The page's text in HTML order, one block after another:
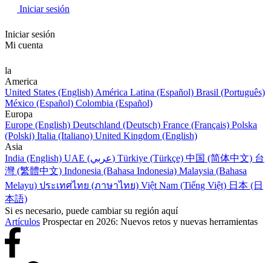
Iniciar sesión
Iniciar sesión
Mi cuenta
la
America
United States (English) América Latina (Español) Brasil (Português)
México (Español) Colombia (Español)
Europa
Europe (English) Deutschland (Deutsch) France (Français) Polska
(Polski) Italia (Italiano) United Kingdom (English)
Asia
India (English)
UAE (عربي) Türkiye (Türkçe) 中国 (简体中文) 台
灣 (繁體中文) Indonesia (Bahasa Indonesia) Malaysia (Bahasa
Melayu) ประเทศไทย (ภาษาไทย) Việt Nam (Tiếng Việt) 日本 (日
本語)
Si es necesario, puede cambiar su región aquí
Artículos Prospectar en 2026: Nuevos retos y nuevas herramientas